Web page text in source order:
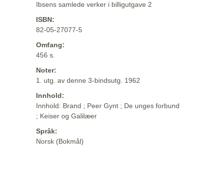
Ibsens samlede verker i billigutgave 2
ISBN:
82-05-27077-5
Omfang:
456 s.
Noter:
1. utg. av denne 3-bindsutg. 1962
Innhold:
Innhold: Brand ; Peer Gynt ; De unges forbund
; Keiser og Galilæer
Språk:
Norsk (Bokmål)